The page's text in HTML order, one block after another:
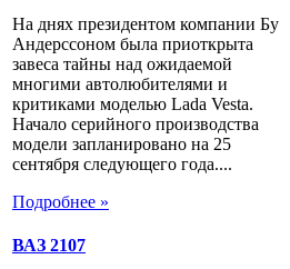
На днях президентом компании Бу
Андерссоном была приоткрыта
завеса тайны над ожидаемой
многими автолюбителями и
критиками моделью Lada Vesta.
Начало серийного производства
модели запланировано на 25
сентября следующего года....
Подробнее »
ВАЗ 2107